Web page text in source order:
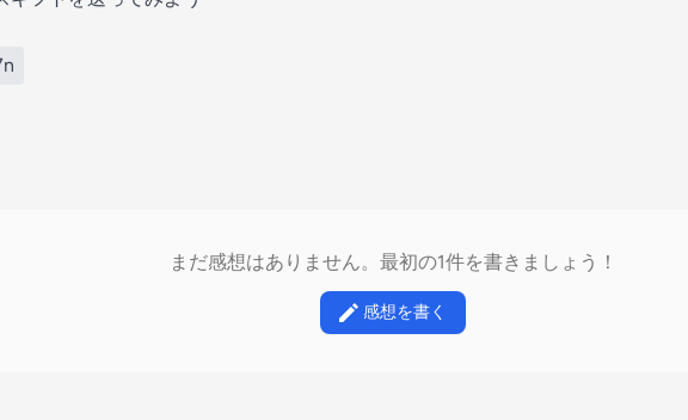
まだ感想はありません。最初の1件を書きましょう！
感想を書く